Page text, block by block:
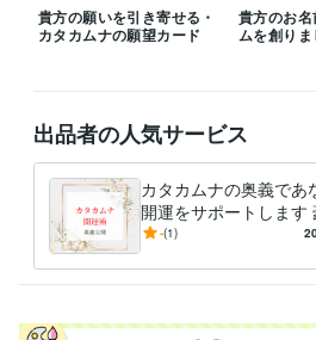
住まい・美容・生活相談 開運のコンサ
住まい・美容・生活相談 環境のイヤシロ
語学力
英語 日常会話レベル
貴方の願いを引き寄せる・
カタカムナの願望カード
貴方のお
ムを創りま
出品者の人気サービス
カタカムナの奥義であ
開運をサポートします
なプレゼントと解説で
-(1)